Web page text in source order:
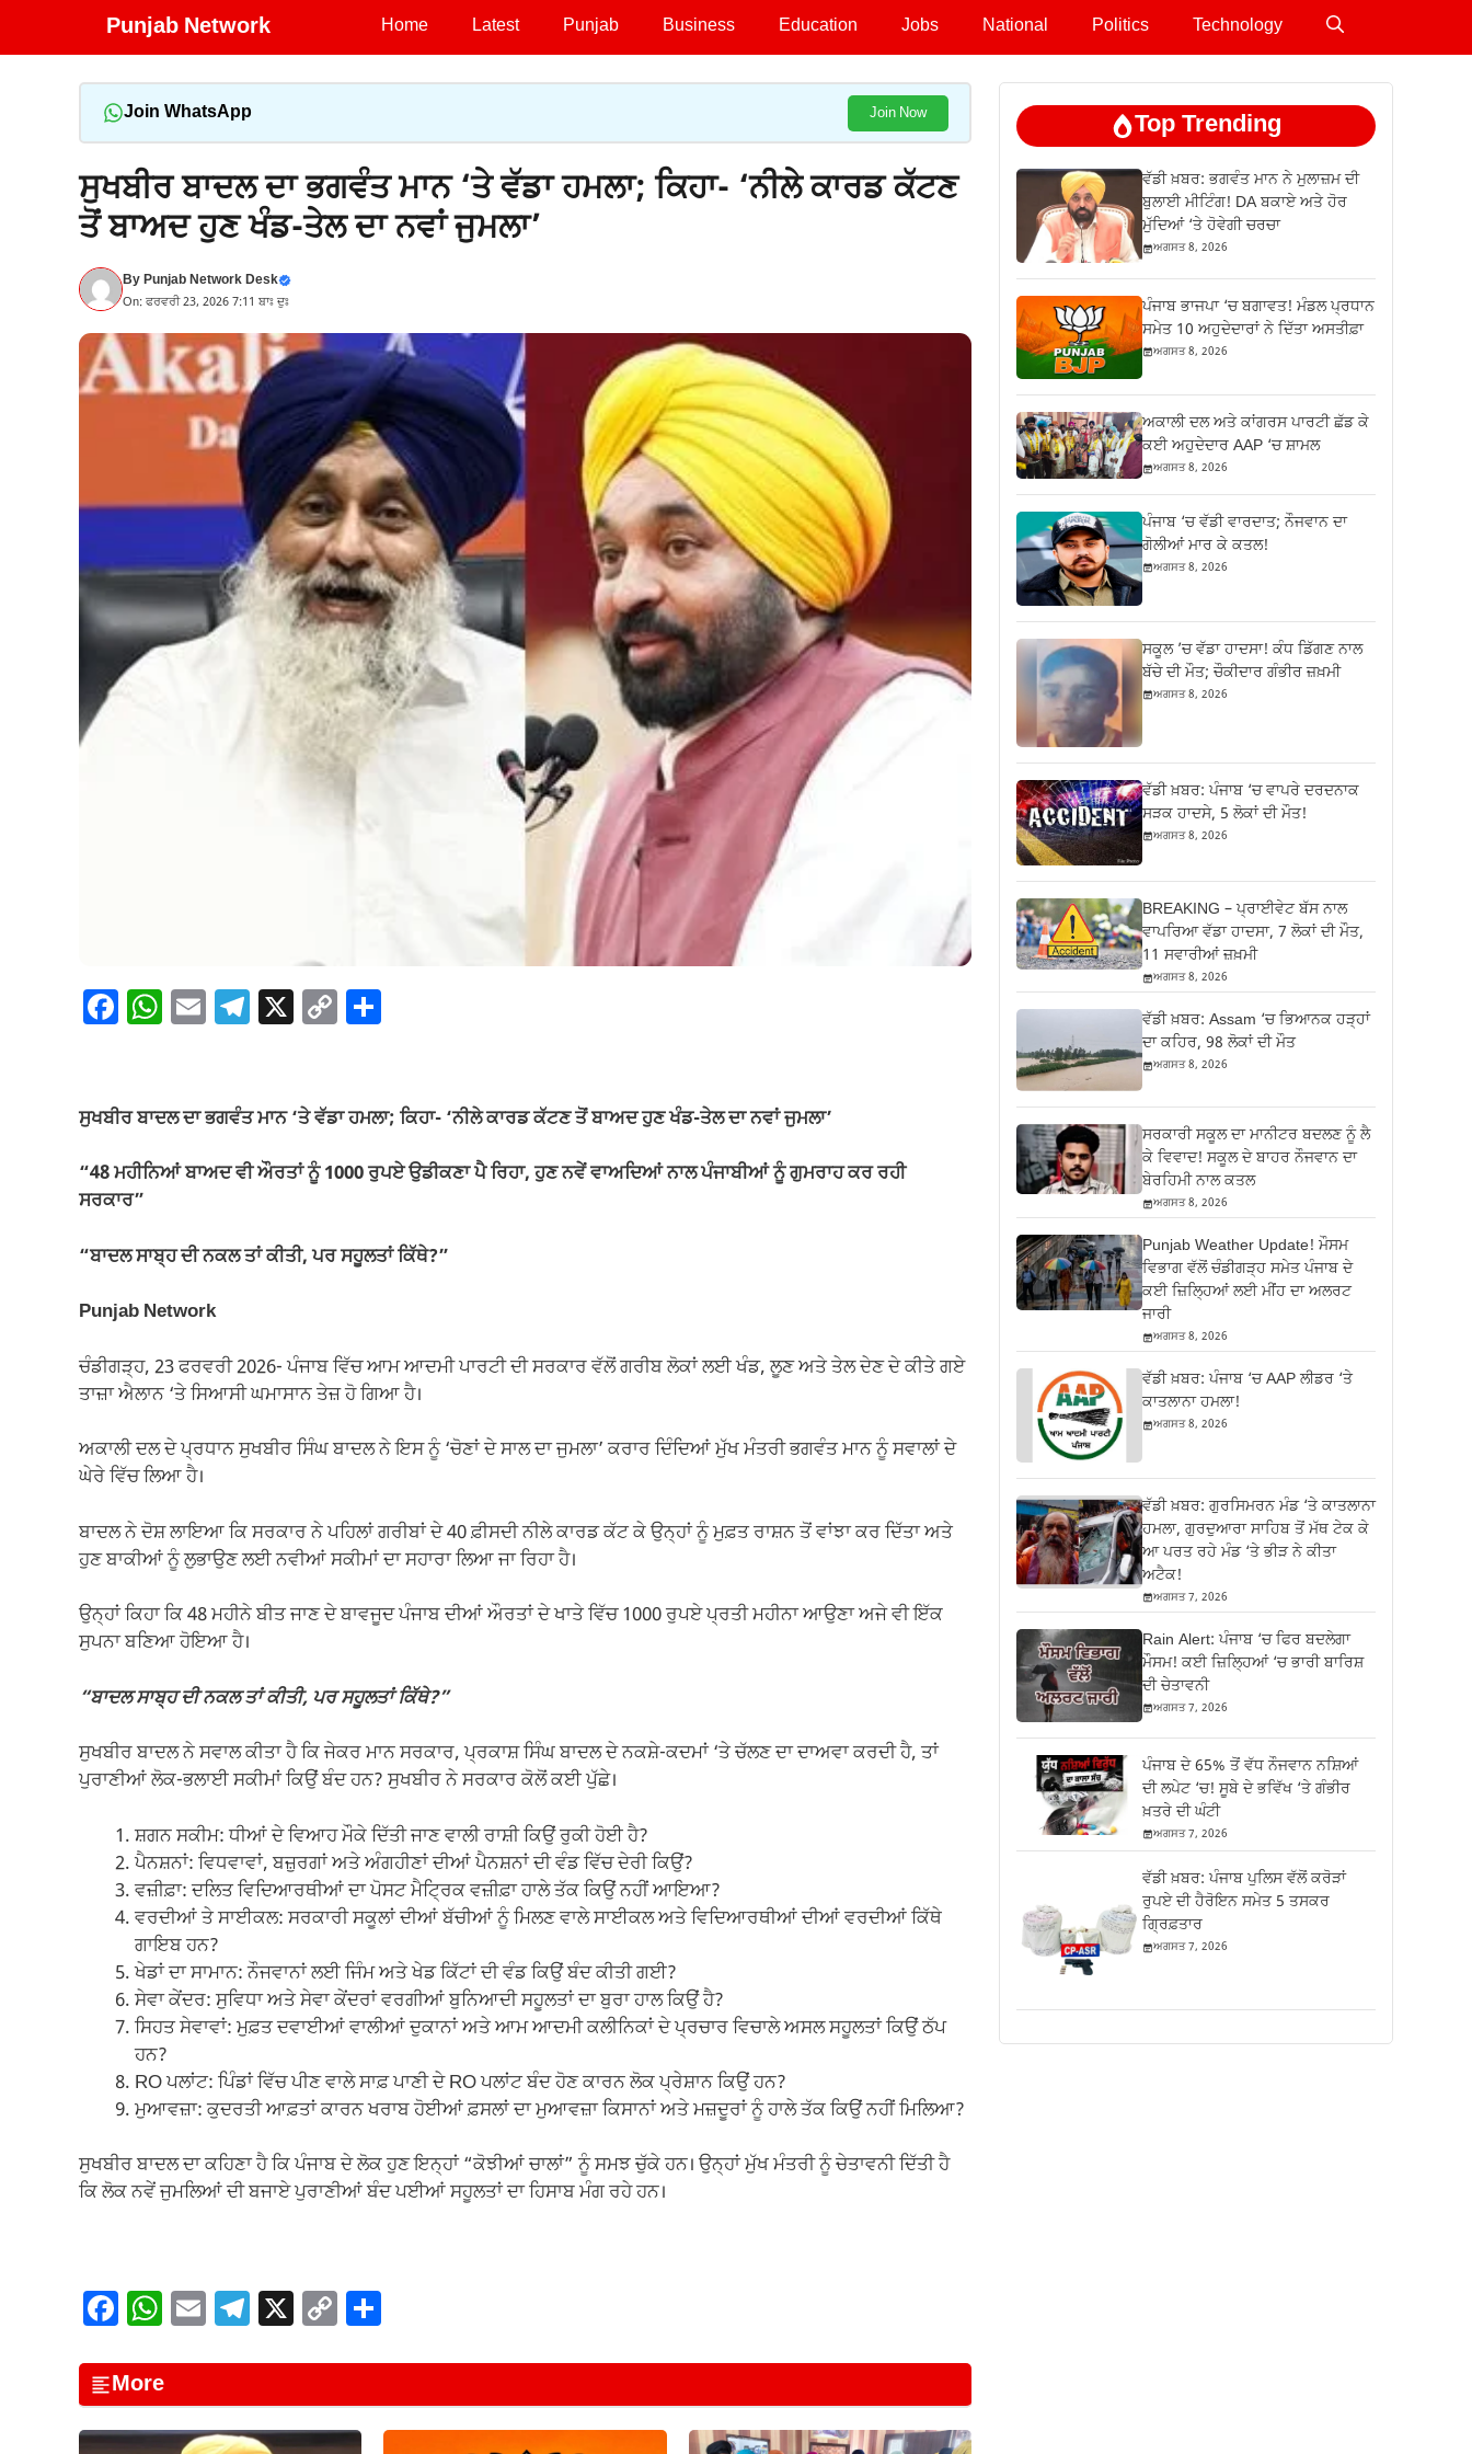
Punjab Network Home Latest Punjab Business Education Jobs National Politics Technology
Join WhatsApp Join Now
ਸੁਖਬੀਰ ਬਾਦਲ ਦਾ ਭਗਵੰਤ ਮਾਨ ‘ਤੇ ਵੱਡਾ ਹਮਲਾ; ਕਿਹਾ- ‘ਨੀਲੇ ਕਾਰਡ ਕੱਟਣ
ਤੋਂ ਬਾਅਦ ਹੁਣ ਖੰਡ-ਤੇਲ ਦਾ ਨਵਾਂ ਜੁਮਲਾ’
ByPunjab Network Desk
On: ਫਰਵਰੀ 23, 2026 7:11 ਬਾਃ ਦੁਃ
F
e
o
o
k
W
s
p
E T
gr
a
m
X C
y
n
e
ਸੁਖਬੀਰ ਬਾਦਲ ਦਾ ਭਗਵੰਤ ਮਾਨ ‘ਤੇ ਵੱਡਾ ਹਮਲਾ; ਕਿਹਾ- ‘ਨੀਲੇ ਕਾਰਡ ਕੱਟਣ ਤੋਂ ਬਾਅਦ ਹੁਣ ਖੰਡ-ਤੇਲ ਦਾ ਨਵਾਂ ਜੁਮਲਾ’
“48 ਮਹੀਨਿਆਂ ਬਾਅਦ ਵੀ ਔਰਤਾਂ ਨੂੰ 1000 ਰੁਪਏ ਉਡੀਕਣਾ ਪੈ ਰਿਹਾ, ਹੁਣ ਨਵੇਂ ਵਾਅਦਿਆਂ ਨਾਲ ਪੰਜਾਬੀਆਂ ਨੂੰ ਗੁਮਰਾਹ ਕਰ ਰਹੀ
ਸਰਕਾਰ”
“ਬਾਦਲ ਸਾਬ੍ਹ ਦੀ ਨਕਲ ਤਾਂ ਕੀਤੀ, ਪਰ ਸਹੂਲਤਾਂ ਕਿੱਥੇ?”
Punjab Network
ਚੰਡੀਗੜ੍ਹ, 23 ਫਰਵਰੀ 2026- ਪੰਜਾਬ ਵਿੱਚ ਆਮ ਆਦਮੀ ਪਾਰਟੀ ਦੀ ਸਰਕਾਰ ਵੱਲੋਂ ਗਰੀਬ ਲੋਕਾਂ ਲਈ ਖੰਡ, ਲੂਣ ਅਤੇ ਤੇਲ ਦੇਣ ਦੇ ਕੀਤੇ ਗਏ
ਤਾਜ਼ਾ ਐਲਾਨ ‘ਤੇ ਸਿਆਸੀ ਘਮਾਸਾਨ ਤੇਜ਼ ਹੋ ਗਿਆ ਹੈ।
ਅਕਾਲੀ ਦਲ ਦੇ ਪ੍ਰਧਾਨ ਸੁਖਬੀਰ ਸਿੰਘ ਬਾਦਲ ਨੇ ਇਸ ਨੂੰ ‘ਚੋਣਾਂ ਦੇ ਸਾਲ ਦਾ ਜੁਮਲਾ’ ਕਰਾਰ ਦਿੰਦਿਆਂ ਮੁੱਖ ਮੰਤਰੀ ਭਗਵੰਤ ਮਾਨ ਨੂੰ ਸਵਾਲਾਂ ਦੇ
ਘੇਰੇ ਵਿੱਚ ਲਿਆ ਹੈ।
ਬਾਦਲ ਨੇ ਦੋਸ਼ ਲਾਇਆ ਕਿ ਸਰਕਾਰ ਨੇ ਪਹਿਲਾਂ ਗਰੀਬਾਂ ਦੇ 40 ਫ਼ੀਸਦੀ ਨੀਲੇ ਕਾਰਡ ਕੱਟ ਕੇ ਉਨ੍ਹਾਂ ਨੂੰ ਮੁਫ਼ਤ ਰਾਸ਼ਨ ਤੋਂ ਵਾਂਝਾ ਕਰ ਦਿੱਤਾ ਅਤੇ
ਹੁਣ ਬਾਕੀਆਂ ਨੂੰ ਲੁਭਾਉਣ ਲਈ ਨਵੀਆਂ ਸਕੀਮਾਂ ਦਾ ਸਹਾਰਾ ਲਿਆ ਜਾ ਰਿਹਾ ਹੈ।
ਉਨ੍ਹਾਂ ਕਿਹਾ ਕਿ 48 ਮਹੀਨੇ ਬੀਤ ਜਾਣ ਦੇ ਬਾਵਜੂਦ ਪੰਜਾਬ ਦੀਆਂ ਔਰਤਾਂ ਦੇ ਖਾਤੇ ਵਿੱਚ 1000 ਰੁਪਏ ਪ੍ਰਤੀ ਮਹੀਨਾ ਆਉਣਾ ਅਜੇ ਵੀ ਇੱਕ
ਸੁਪਨਾ ਬਣਿਆ ਹੋਇਆ ਹੈ।
“ਬਾਦਲ ਸਾਬ੍ਹ ਦੀ ਨਕਲ ਤਾਂ ਕੀਤੀ, ਪਰ ਸਹੂਲਤਾਂ ਕਿੱਥੇ?”
ਸੁਖਬੀਰ ਬਾਦਲ ਨੇ ਸਵਾਲ ਕੀਤਾ ਹੈ ਕਿ ਜੇਕਰ ਮਾਨ ਸਰਕਾਰ, ਪ੍ਰਕਾਸ਼ ਸਿੰਘ ਬਾਦਲ ਦੇ ਨਕਸ਼ੇ-ਕਦਮਾਂ ‘ਤੇ ਚੱਲਣ ਦਾ ਦਾਅਵਾ ਕਰਦੀ ਹੈ, ਤਾਂ
ਪੁਰਾਣੀਆਂ ਲੋਕ-ਭਲਾਈ ਸਕੀਮਾਂ ਕਿਉਂ ਬੰਦ ਹਨ? ਸੁਖਬੀਰ ਨੇ ਸਰਕਾਰ ਕੋਲੋਂ ਕਈ ਪੁੱਛੇ।
ਸ਼ਗਨ ਸਕੀਮ: ਧੀਆਂ ਦੇ ਵਿਆਹ ਮੌਕੇ ਦਿੱਤੀ ਜਾਣ ਵਾਲੀ ਰਾਸ਼ੀ ਕਿਉਂ ਰੁਕੀ ਹੋਈ ਹੈ?
ਪੈਨਸ਼ਨਾਂ: ਵਿਧਵਾਵਾਂ, ਬਜ਼ੁਰਗਾਂ ਅਤੇ ਅੰਗਹੀਣਾਂ ਦੀਆਂ ਪੈਨਸ਼ਨਾਂ ਦੀ ਵੰਡ ਵਿੱਚ ਦੇਰੀ ਕਿਉਂ?
ਵਜ਼ੀਫ਼ਾ: ਦਲਿਤ ਵਿਦਿਆਰਥੀਆਂ ਦਾ ਪੋਸਟ ਮੈਟ੍ਰਿਕ ਵਜ਼ੀਫ਼ਾ ਹਾਲੇ ਤੱਕ ਕਿਉਂ ਨਹੀਂ ਆਇਆ?
ਵਰਦੀਆਂ ਤੇ ਸਾਈਕਲ: ਸਰਕਾਰੀ ਸਕੂਲਾਂ ਦੀਆਂ ਬੱਚੀਆਂ ਨੂੰ ਮਿਲਣ ਵਾਲੇ ਸਾਈਕਲ ਅਤੇ ਵਿਦਿਆਰਥੀਆਂ ਦੀਆਂ ਵਰਦੀਆਂ ਕਿੱਥੇ
ਗਾਇਬ ਹਨ?
ਖੇਡਾਂ ਦਾ ਸਾਮਾਨ: ਨੌਜਵਾਨਾਂ ਲਈ ਜਿੰਮ ਅਤੇ ਖੇਡ ਕਿੱਟਾਂ ਦੀ ਵੰਡ ਕਿਉਂ ਬੰਦ ਕੀਤੀ ਗਈ?
ਸੇਵਾ ਕੇਂਦਰ: ਸੁਵਿਧਾ ਅਤੇ ਸੇਵਾ ਕੇਂਦਰਾਂ ਵਰਗੀਆਂ ਬੁਨਿਆਦੀ ਸਹੂਲਤਾਂ ਦਾ ਬੁਰਾ ਹਾਲ ਕਿਉਂ ਹੈ?
ਸਿਹਤ ਸੇਵਾਵਾਂ: ਮੁਫ਼ਤ ਦਵਾਈਆਂ ਵਾਲੀਆਂ ਦੁਕਾਨਾਂ ਅਤੇ ਆਮ ਆਦਮੀ ਕਲੀਨਿਕਾਂ ਦੇ ਪ੍ਰਚਾਰ ਵਿਚਾਲੇ ਅਸਲ ਸਹੂਲਤਾਂ ਕਿਉਂ ਠੱਪ
ਹਨ?
RO ਪਲਾਂਟ: ਪਿੰਡਾਂ ਵਿੱਚ ਪੀਣ ਵਾਲੇ ਸਾਫ਼ ਪਾਣੀ ਦੇ RO ਪਲਾਂਟ ਬੰਦ ਹੋਣ ਕਾਰਨ ਲੋਕ ਪ੍ਰੇਸ਼ਾਨ ਕਿਉਂ ਹਨ?
ਮੁਆਵਜ਼ਾ: ਕੁਦਰਤੀ ਆਫ਼ਤਾਂ ਕਾਰਨ ਖਰਾਬ ਹੋਈਆਂ ਫ਼ਸਲਾਂ ਦਾ ਮੁਆਵਜ਼ਾ ਕਿਸਾਨਾਂ ਅਤੇ ਮਜ਼ਦੂਰਾਂ ਨੂੰ ਹਾਲੇ ਤੱਕ ਕਿਉਂ ਨਹੀਂ ਮਿਲਿਆ?
ਸੁਖਬੀਰ ਬਾਦਲ ਦਾ ਕਹਿਣਾ ਹੈ ਕਿ ਪੰਜਾਬ ਦੇ ਲੋਕ ਹੁਣ ਇਨ੍ਹਾਂ “ਕੋਝੀਆਂ ਚਾਲਾਂ” ਨੂੰ ਸਮਝ ਚੁੱਕੇ ਹਨ। ਉਨ੍ਹਾਂ ਮੁੱਖ ਮੰਤਰੀ ਨੂੰ ਚੇਤਾਵਨੀ ਦਿੱਤੀ ਹੈ
ਕਿ ਲੋਕ ਨਵੇਂ ਜੁਮਲਿਆਂ ਦੀ ਬਜਾਏ ਪੁਰਾਣੀਆਂ ਬੰਦ ਪਈਆਂ ਸਹੂਲਤਾਂ ਦਾ ਹਿਸਾਬ ਮੰਗ ਰਹੇ ਹਨ।
F
c
e
W
at
s
E
ail
T
e
gr
X C
p
y
ar
e
More
Top Trending
ਵੱਡੀ ਖ਼ਬਰ: ਭਗਵੰਤ ਮਾਨ ਨੇ ਮੁਲਾਜ਼ਮ ਦੀ
ਬੁਲਾਈ ਮੀਟਿੰਗ! DA ਬਕਾਏ ਅਤੇ ਹੋਰ
ਮੁੱਦਿਆਂ ‘ਤੇ ਹੋਵੇਗੀ ਚਰਚਾ
ਅਗਸਤ 8, 2026
ਪੰਜਾਬ ਭਾਜਪਾ ‘ਚ ਬਗਾਵਤ! ਮੰਡਲ ਪ੍ਰਧਾਨ
ਸਮੇਤ 10 ਅਹੁਦੇਦਾਰਾਂ ਨੇ ਦਿੱਤਾ ਅਸਤੀਫ਼ਾ
ਅਗਸਤ 8, 2026
ਅਕਾਲੀ ਦਲ ਅਤੇ ਕਾਂਗਰਸ ਪਾਰਟੀ ਛੱਡ ਕੇ
ਕਈ ਅਹੁਦੇਦਾਰ AAP ‘ਚ ਸ਼ਾਮਲ
ਅਗਸਤ 8, 2026
ਪੰਜਾਬ ‘ਚ ਵੱਡੀ ਵਾਰਦਾਤ; ਨੌਜਵਾਨ ਦਾ
ਗੋਲੀਆਂ ਮਾਰ ਕੇ ਕਤਲ!
ਅਗਸਤ 8, 2026
ਸਕੂਲ ’ਚ ਵੱਡਾ ਹਾਦਸਾ! ਕੰਧ ਡਿੱਗਣ ਨਾਲ
ਬੱਚੇ ਦੀ ਮੌਤ; ਚੌਕੀਦਾਰ ਗੰਭੀਰ ਜ਼ਖ਼ਮੀ
ਅਗਸਤ 8, 2026
ਵੱਡੀ ਖ਼ਬਰ: ਪੰਜਾਬ ‘ਚ ਵਾਪਰੇ ਦਰਦਨਾਕ
ਸੜਕ ਹਾਦਸੇ, 5 ਲੋਕਾਂ ਦੀ ਮੌਤ!
ਅਗਸਤ 8, 2026
BREAKING – ਪ੍ਰਾਈਵੇਟ ਬੱਸ ਨਾਲ
ਵਾਪਰਿਆ ਵੱਡਾ ਹਾਦਸਾ, 7 ਲੋਕਾਂ ਦੀ ਮੌਤ,
11 ਸਵਾਰੀਆਂ ਜ਼ਖ਼ਮੀ
ਅਗਸਤ 8, 2026
ਵੱਡੀ ਖ਼ਬਰ: Assam ‘ਚ ਭਿਆਨਕ ਹੜ੍ਹਾਂ
ਦਾ ਕਹਿਰ, 98 ਲੋਕਾਂ ਦੀ ਮੌਤ
ਅਗਸਤ 8, 2026
ਸਰਕਾਰੀ ਸਕੂਲ ਦਾ ਮਾਨੀਟਰ ਬਦਲਣ ਨੂੰ ਲੈ
ਕੇ ਵਿਵਾਦ! ਸਕੂਲ ਦੇ ਬਾਹਰ ਨੌਜਵਾਨ ਦਾ
ਬੇਰਹਿਮੀ ਨਾਲ ਕਤਲ
ਅਗਸਤ 8, 2026
Punjab Weather Update! ਮੌਸਮ
ਵਿਭਾਗ ਵੱਲੋਂ ਚੰਡੀਗੜ੍ਹ ਸਮੇਤ ਪੰਜਾਬ ਦੇ
ਕਈ ਜ਼ਿਲ੍ਹਿਆਂ ਲਈ ਮੀਂਹ ਦਾ ਅਲਰਟ
ਜਾਰੀ
ਅਗਸਤ 8, 2026
ਵੱਡੀ ਖ਼ਬਰ: ਪੰਜਾਬ ‘ਚ AAP ਲੀਡਰ ‘ਤੇ
ਕਾਤਲਾਨਾ ਹਮਲਾ!
ਅਗਸਤ 8, 2026
ਵੱਡੀ ਖ਼ਬਰ: ਗੁਰਸਿਮਰਨ ਮੰਡ ‘ਤੇ ਕਾਤਲਾਨਾ
ਹਮਲਾ, ਗੁਰਦੁਆਰਾ ਸਾਹਿਬ ਤੋਂ ਮੱਥ ਟੇਕ ਕੇ
ਆ ਪਰਤ ਰਹੇ ਮੰਡ ‘ਤੇ ਭੀੜ ਨੇ ਕੀਤਾ
ਅਟੈਕ!
ਅਗਸਤ 7, 2026
Rain Alert: ਪੰਜਾਬ ‘ਚ ਫਿਰ ਬਦਲੇਗਾ
ਮੌਸਮ! ਕਈ ਜ਼ਿਲ੍ਹਿਆਂ ‘ਚ ਭਾਰੀ ਬਾਰਿਸ਼
ਦੀ ਚੇਤਾਵਨੀ
ਅਗਸਤ 7, 2026
ਪੰਜਾਬ ਦੇ 65% ਤੋਂ ਵੱਧ ਨੌਜਵਾਨ ਨਸ਼ਿਆਂ
ਦੀ ਲਪੇਟ ‘ਚ! ਸੂਬੇ ਦੇ ਭਵਿੱਖ ‘ਤੇ ਗੰਭੀਰ
ਖ਼ਤਰੇ ਦੀ ਘੰਟੀ
ਅਗਸਤ 7, 2026
ਵੱਡੀ ਖ਼ਬਰ: ਪੰਜਾਬ ਪੁਲਿਸ ਵੱਲੋਂ ਕਰੋੜਾਂ
ਰੁਪਏ ਦੀ ਹੈਰੋਇਨ ਸਮੇਤ 5 ਤਸਕਰ
ਗ੍ਰਿਫ਼ਤਾਰ
ਅਗਸਤ 7, 2026